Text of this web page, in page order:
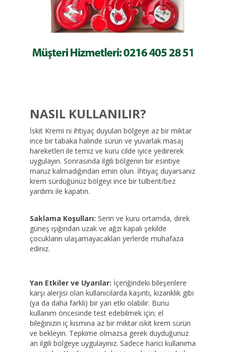
NASIL KULLANILIR?
İskit Kremi ni ihtiyaç duyulan bölgeye az bir miktar
ince bir tabaka halinde sürün ve yuvarlak masaj
hareketleri ile temiz ve kuru cilde iyice yedirerek
uygulayın. Sonrasında ilgili bölgenin bir esintiye
maruz kalmadığından emin olun. İhtiyaç duyarsanız
krem sürdüğünüz bölgeyi ince bir tülbent/bez
yardımı ile kapatın.
Saklama Koşulları: Serin ve kuru ortamda, direk
güneş ışığından uzak ve ağzı kapalı şekilde
çocukların ulaşamayacakları yerlerde muhafaza
ediniz.
Yan Etkiler ve Uyarılar: İçeriğindeki bileşenlere
karşı alerjisi olan kullanıcılarda kaşıntı, kızarıklık gibi
(ya da daha farklı) bir yan etki olabilir. Bunu
kullanım öncesinde test edebilmek için; el
bileğinizin iç kısmına az bir miktar iskit krem sürün
ve bekleyin. Tepkime olmazsa gerek duyduğunuz
an ilgili bölgeye uygulayınız. Sadece harici kullanıma